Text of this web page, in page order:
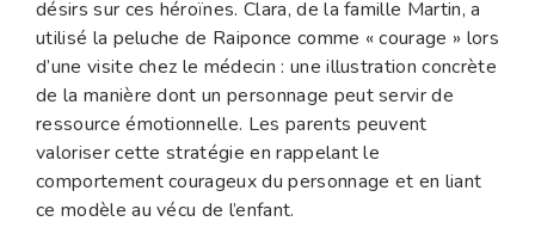
désirs sur ces héroïnes. Clara, de la famille Martin, a
utilisé la peluche de Raiponce comme « courage » lors
d’une visite chez le médecin : une illustration concrète
de la manière dont un personnage peut servir de
ressource émotionnelle. Les parents peuvent
valoriser cette stratégie en rappelant le
comportement courageux du personnage et en liant
ce modèle au vécu de l’enfant.